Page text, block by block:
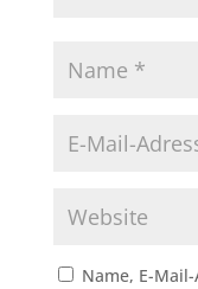
Name, E-